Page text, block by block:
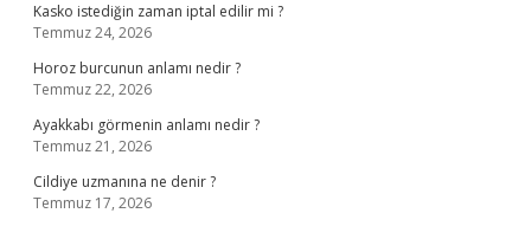
Kasko istediğin zaman iptal edilir mi ?
Temmuz 24, 2026
Horoz burcunun anlamı nedir ?
Temmuz 22, 2026
Ayakkabı görmenin anlamı nedir ?
Temmuz 21, 2026
Cildiye uzmanına ne denir ?
Temmuz 17, 2026